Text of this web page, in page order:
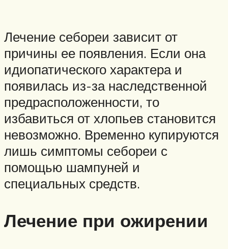
Лечение себореи зависит от
причины ее появления. Если она
идиопатического характера и
появилась из-за наследственной
предрасположенности, то
избавиться от хлопьев становится
невозможно. Временно купируются
лишь симптомы себореи с
помощью шампуней и
специальных средств.
Лечение при ожирении